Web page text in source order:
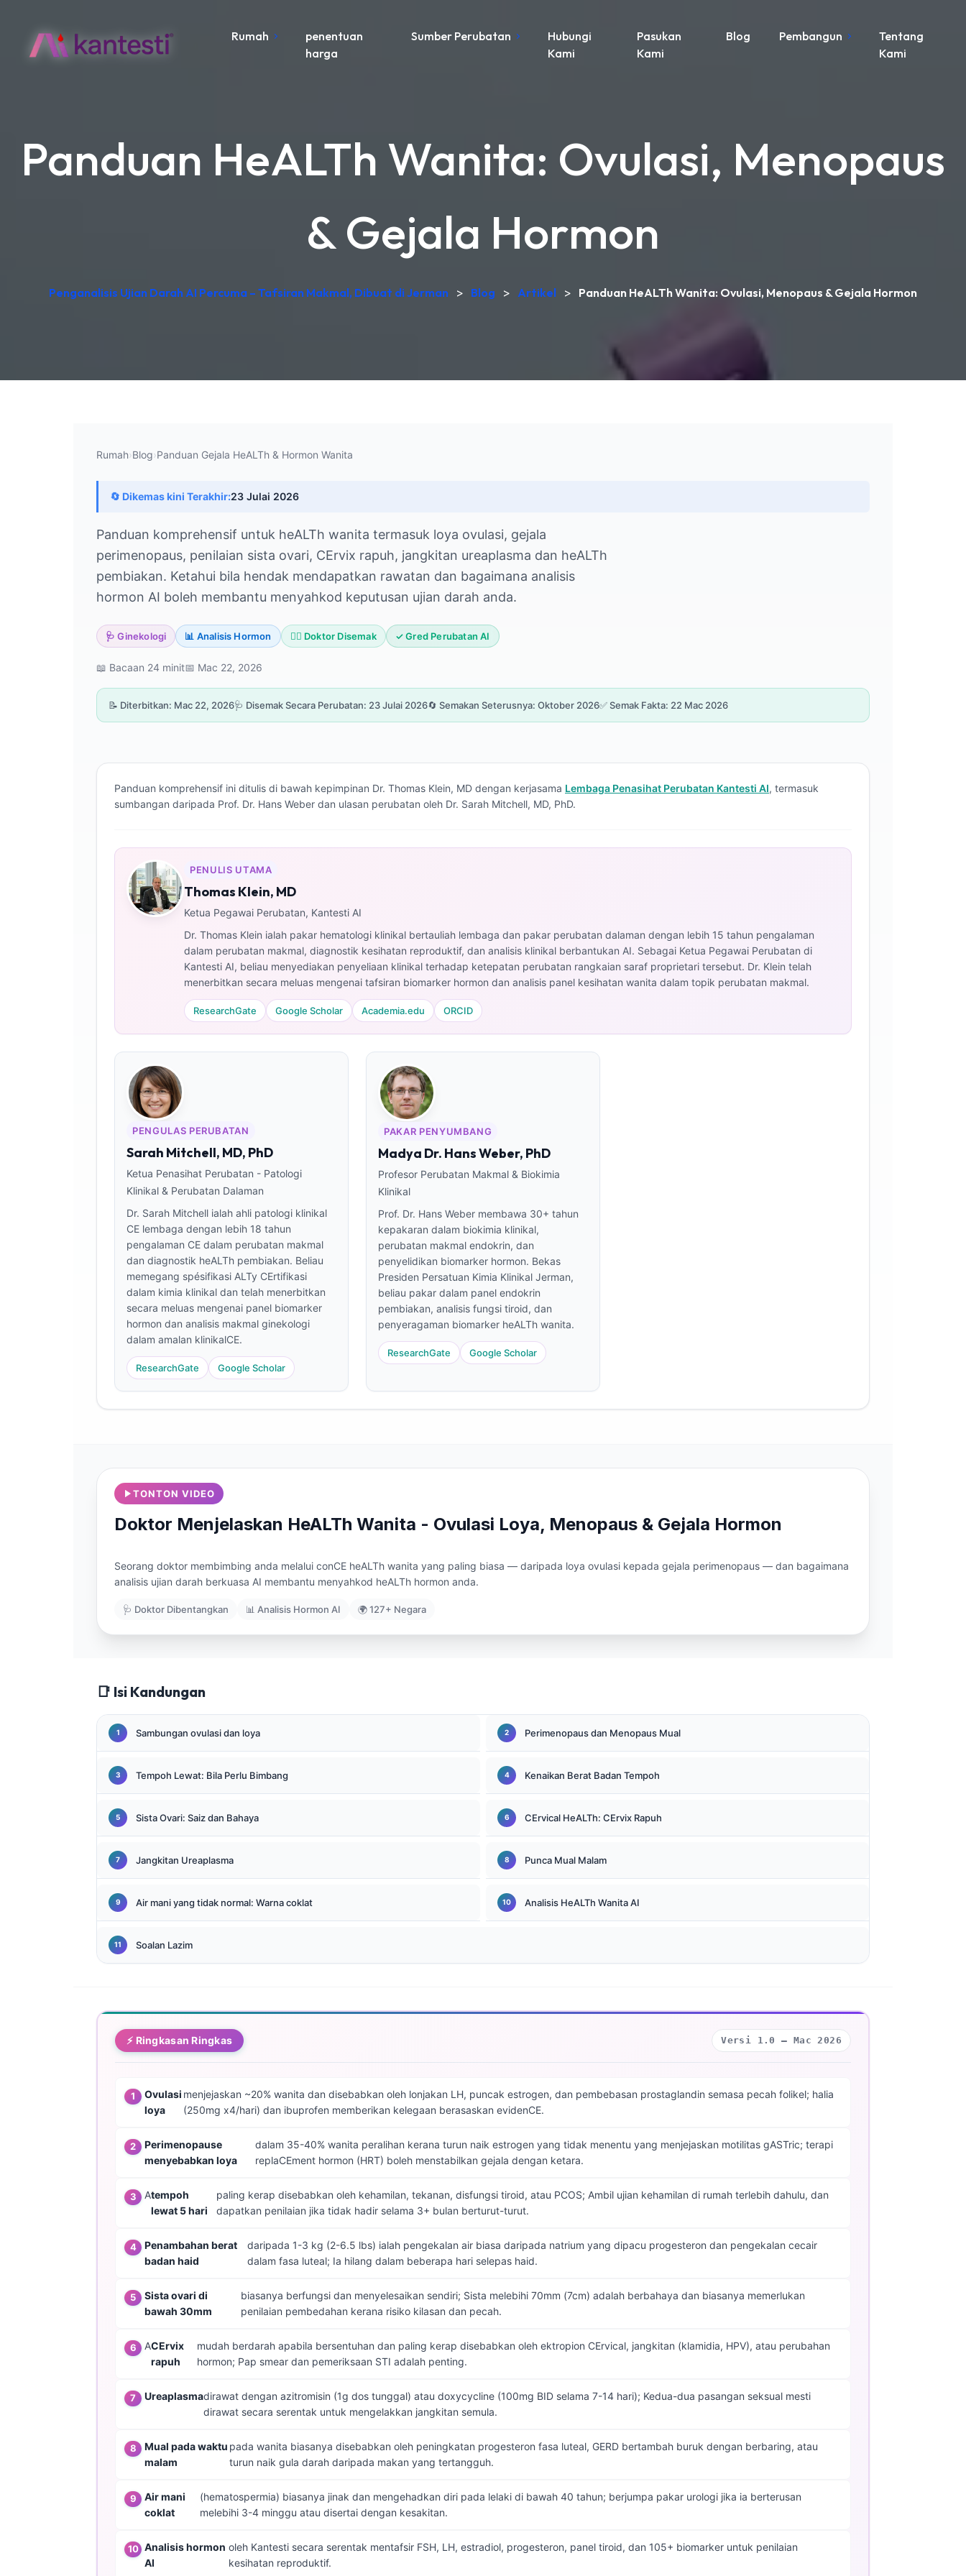
Rumah
penentuan
harga
Sumber Perubatan
Hubungi
Kami
Pasukan
Kami
Blog Pembangun
Tentang
Kami
Panduan HeALTh Wanita: Ovulasi, Menopaus
& Gejala Hormon
Penganalisis Ujian Darah AI Percuma – Tafsiran Makmal, Dibuat di Jerman > Blog > Artikel > Panduan HeALTh Wanita: Ovulasi, Menopaus & Gejala Hormon
Rumah›Blog›Panduan Gejala HeALTh & Hormon Wanita
🔄 Dikemas kini Terakhir:23 Julai 2026
Panduan komprehensif untuk heALTh wanita termasuk loya ovulasi, gejala
perimenopaus, penilaian sista ovari, CErvix rapuh, jangkitan ureaplasma dan heALTh
pembiakan. Ketahui bila hendak mendapatkan rawatan dan bagaimana analisis
hormon AI boleh membantu menyahkod keputusan ujian darah anda.
🩺 Ginekologi 📊 Analisis Hormon 👨‍⚕️ Doktor Disemak ✓ Gred Perubatan AI
📖 Bacaan 24 minit📅 Mac 22, 2026
📝 Diterbitkan: Mac 22, 2026🩺 Disemak Secara Perubatan: 23 Julai 2026🔄 Semakan Seterusnya: Oktober 2026✅ Semak Fakta: 22 Mac 2026
Panduan komprehensif ini ditulis di bawah kepimpinan Dr. Thomas Klein, MD dengan kerjasama Lembaga Penasihat Perubatan Kantesti AI, termasuk
sumbangan daripada Prof. Dr. Hans Weber dan ulasan perubatan oleh Dr. Sarah Mitchell, MD, PhD.
PENULIS UTAMA
Thomas Klein, MD
Ketua Pegawai Perubatan, Kantesti AI
Dr. Thomas Klein ialah pakar hematologi klinikal bertauliah lembaga dan pakar perubatan dalaman dengan lebih 15 tahun pengalaman
dalam perubatan makmal, diagnostik kesihatan reproduktif, dan analisis klinikal berbantukan AI. Sebagai Ketua Pegawai Perubatan di
Kantesti AI, beliau menyediakan penyeliaan klinikal terhadap ketepatan perubatan rangkaian saraf proprietari tersebut. Dr. Klein telah
menerbitkan secara meluas mengenai tafsiran biomarker hormon dan analisis panel kesihatan wanita dalam topik perubatan makmal.
ResearchGate Google Scholar Academia.edu ORCID
PENGULAS PERUBATAN
Sarah Mitchell, MD, PhD
Ketua Penasihat Perubatan - Patologi
Klinikal & Perubatan Dalaman
Dr. Sarah Mitchell ialah ahli patologi klinikal
CE lembaga dengan lebih 18 tahun
pengalaman CE dalam perubatan makmal
dan diagnostik heALTh pembiakan. Beliau
memegang spésifikasi ALTy CErtifikasi
dalam kimia klinikal dan telah menerbitkan
secara meluas mengenai panel biomarker
hormon dan analisis makmal ginekologi
dalam amalan klinikalCE.
ResearchGate Google Scholar
PAKAR PENYUMBANG
Madya Dr. Hans Weber, PhD
Profesor Perubatan Makmal & Biokimia
Klinikal
Prof. Dr. Hans Weber membawa 30+ tahun
kepakaran dalam biokimia klinikal,
perubatan makmal endokrin, dan
penyelidikan biomarker hormon. Bekas
Presiden Persatuan Kimia Klinikal Jerman,
beliau pakar dalam panel endokrin
pembiakan, analisis fungsi tiroid, dan
penyeragaman biomarker heALTh wanita.
ResearchGate Google Scholar
TONTON VIDEO
Doktor Menjelaskan HeALTh Wanita - Ovulasi Loya, Menopaus & Gejala Hormon
Seorang doktor membimbing anda melalui conCE heALTh wanita yang paling biasa — daripada loya ovulasi kepada gejala perimenopaus — dan bagaimana
analisis ujian darah berkuasa AI membantu menyahkod heALTh hormon anda.
🩺 Doktor Dibentangkan 📊 Analisis Hormon AI 🌍 127+ Negara
📑 Isi Kandungan
Sambungan ovulasi dan loya Perimenopaus dan Menopaus Mual
Tempoh Lewat: Bila Perlu Bimbang Kenaikan Berat Badan Tempoh
Sista Ovari: Saiz dan Bahaya CErvical HeALTh: CErvix Rapuh
Jangkitan Ureaplasma Punca Mual Malam
Air mani yang tidak normal: Warna coklat Analisis HeALTh Wanita AI
Soalan Lazim
⚡ Ringkasan Ringkas Versi 1.0 — Mac 2026
Ovulasi
loya
menjejaskan ~20% wanita dan disebabkan oleh lonjakan LH, puncak estrogen, dan pembebasan prostaglandin semasa pecah folikel; halia
(250mg x4/hari) dan ibuprofen memberikan kelegaan berasaskan evidenCE.
Perimenopause
menyebabkan loya
dalam 35-40% wanita peralihan kerana turun naik estrogen yang tidak menentu yang menjejaskan motilitas gASTric; terapi
replaCEment hormon (HRT) boleh menstabilkan gejala dengan ketara.
Atempoh
lewat 5 hari
paling kerap disebabkan oleh kehamilan, tekanan, disfungsi tiroid, atau PCOS; Ambil ujian kehamilan di rumah terlebih dahulu, dan
dapatkan penilaian jika tidak hadir selama 3+ bulan berturut-turut.
Penambahan berat
badan haid
daripada 1-3 kg (2-6.5 lbs) ialah pengekalan air biasa daripada natrium yang dipacu progesteron dan pengekalan cecair
dalam fasa luteal; Ia hilang dalam beberapa hari selepas haid.
Sista ovari di
bawah 30mm
biasanya berfungsi dan menyelesaikan sendiri; Sista melebihi 70mm (7cm) adalah berbahaya dan biasanya memerlukan
penilaian pembedahan kerana risiko kilasan dan pecah.
ACErvix
rapuh
mudah berdarah apabila bersentuhan dan paling kerap disebabkan oleh ektropion CErvical, jangkitan (klamidia, HPV), atau perubahan
hormon; Pap smear dan pemeriksaan STI adalah penting.
Ureaplasmadirawat dengan azitromisin (1g dos tunggal) atau doxycycline (100mg BID selama 7-14 hari); Kedua-dua pasangan seksual mesti
dirawat secara serentak untuk mengelakkan jangkitan semula.
Mual pada waktu
malam
pada wanita biasanya disebabkan oleh peningkatan progesteron fasa luteal, GERD bertambah buruk dengan berbaring, atau
turun naik gula darah daripada makan yang tertangguh.
Air mani
coklat
(hematospermia) biasanya jinak dan mengehadkan diri pada lelaki di bawah 40 tahun; berjumpa pakar urologi jika ia berterusan
melebihi 3-4 minggu atau disertai dengan kesakitan.
Analisis hormon
AI
oleh Kantesti secara serentak mentafsir FSH, LH, estradiol, progesteron, panel tiroid, dan 105+ biomarker untuk penilaian
kesihatan reproduktif.
Čeština
Русский
Lietuvių kalba
Polski
한국어
Magyar
বাংলা
मराठी
தமிழ்
ಕನ್ನಡ
Tiếng Việt
ไทย
ភាសាខ្មែរ
Kiswahili
አማርኛ
O‘zbekcha
Català
Қазақ тілі
Suomi
Hrvatski
سنڌي
සිංහල
অসমীয়া
Euskara
Gàidhlig
Occitan
العربية المغربية
Монгол
ພາສາລາວ
Basa Jawa
Татар теле
Esperanto
Ślōnskŏ gŏdka
Norsk bokmål